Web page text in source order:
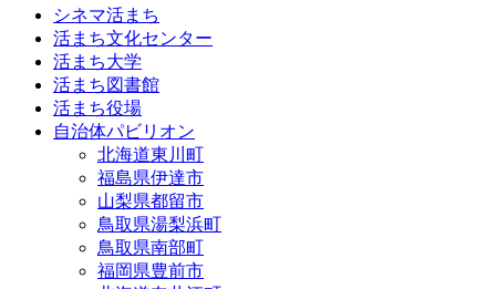
シネマ活まち
活まち文化センター
活まち大学
活まち図書館
活まち役場
自治体パビリオン
北海道東川町
福島県伊達市
山梨県都留市
鳥取県湯梨浜町
鳥取県南部町
福岡県豊前市